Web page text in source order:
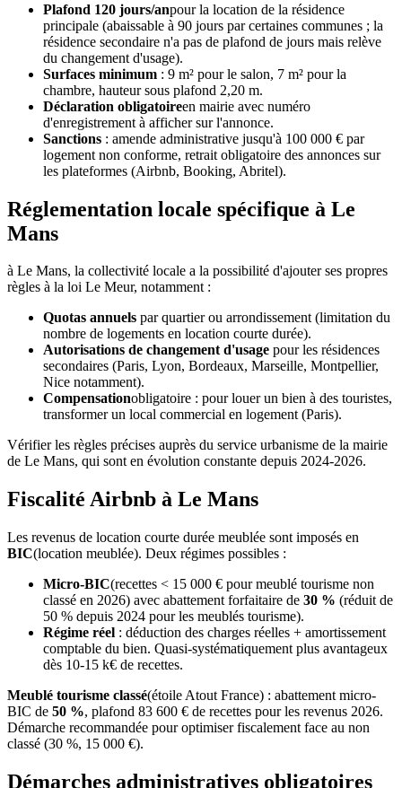
Plafond 120 jours/anpour la location de la résidence
principale (abaissable à 90 jours par certaines communes ; la
résidence secondaire n'a pas de plafond de jours mais relève
du changement d'usage).
Surfaces minimum : 9 m² pour le salon, 7 m² pour la
chambre, hauteur sous plafond 2,20 m.
Déclaration obligatoireen mairie avec numéro
d'enregistrement à afficher sur l'annonce.
Sanctions : amende administrative jusqu'à 100 000 € par
logement non conforme, retrait obligatoire des annonces sur
les plateformes (Airbnb, Booking, Abritel).
Réglementation locale spécifique à Le
Mans
à Le Mans, la collectivité locale a la possibilité d'ajouter ses propres
règles à la loi Le Meur, notamment :
Quotas annuels par quartier ou arrondissement (limitation du
nombre de logements en location courte durée).
Autorisations de changement d'usage pour les résidences
secondaires (Paris, Lyon, Bordeaux, Marseille, Montpellier,
Nice notamment).
Compensationobligatoire : pour louer un bien à des touristes,
transformer un local commercial en logement (Paris).
Vérifier les règles précises auprès du service urbanisme de la mairie
de Le Mans, qui sont en évolution constante depuis 2024-2026.
Fiscalité Airbnb à Le Mans
Les revenus de location courte durée meublée sont imposés en
BIC(location meublée). Deux régimes possibles :
Micro-BIC(recettes < 15 000 € pour meublé tourisme non
classé en 2026) avec abattement forfaitaire de 30 % (réduit de
50 % depuis 2024 pour les meublés tourisme).
Régime réel : déduction des charges réelles + amortissement
comptable du bien. Quasi-systématiquement plus avantageux
dès 10-15 k€ de recettes.
Meublé tourisme classé(étoile Atout France) : abattement micro-
BIC de 50 %, plafond 83 600 € de recettes pour les revenus 2026.
Démarche recommandée pour optimiser fiscalement face au non
classé (30 %, 15 000 €).
Démarches administratives obligatoires